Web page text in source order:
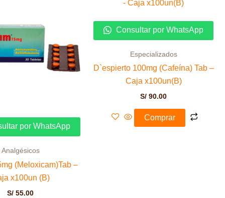
por WhatsApp
Analgésicos
(Meloxicam)Tab –
x100un (B)
S/ 55.00
Consultar por WhatsApp
Especializados
D`espierto 100mg (Cafeína) Tab –
Caja x100un(B)
S/ 90.00
Comprar